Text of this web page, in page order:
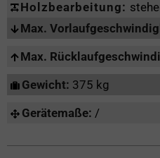
Holzbearbeitung:
Max.
Max.
Gewicht: 375 kg
Gerätemaße: /